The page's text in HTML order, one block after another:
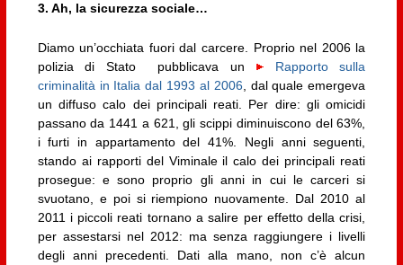
3. Ah, la sicurezza sociale…
Diamo un’occhiata fuori dal carcere. Proprio nel 2006 la
polizia di Stato pubblicava un
Rapporto sulla
criminalità in Italia dal 1993 al 2006 , dal quale emergeva
un diffuso calo dei principali reati. Per dire: gli omicidi
passano da 1441 a 621, gli scippi diminuiscono del 63%,
i furti in appartamento del 41%. Negli anni seguenti,
stando ai rapporti del Viminale il calo dei principali reati
prosegue: e sono proprio gli anni in cui le carceri si
svuotano, e poi si riempiono nuovamente. Dal 2010 al
2011 i piccoli reati tornano a salire per effetto della crisi,
per assestarsi nel 2012: ma senza raggiungere i livelli
degli anni precedenti. Dati alla mano, non c’è alcun